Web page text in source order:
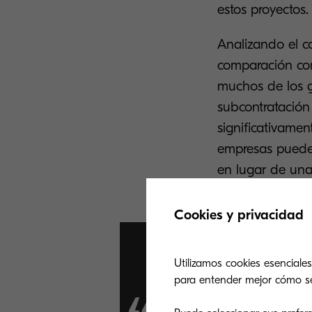
estos proyectos.
Analizando el
comparación
muchos de los
empresas
en lugar de
El cambio
Cookies y privacidad
Utilizamos cookies
para entender mejor cómo